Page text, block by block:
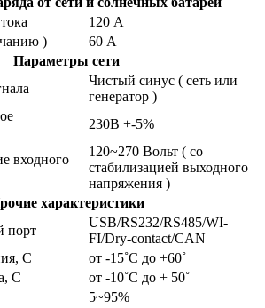
120 А
)
60 А
Параметры сети
Чистый синус ( сеть или
генератор )
230В +-5%
входного
120~270 Вольт ( со
стабилизацией выходного
напряжения )
характеристики
порт
USB/RS232/RS485/WI-
FI/Dry-contact/CAN
С
от -15˚С до +60˚
С
от -10˚С до + 50˚
5~95%